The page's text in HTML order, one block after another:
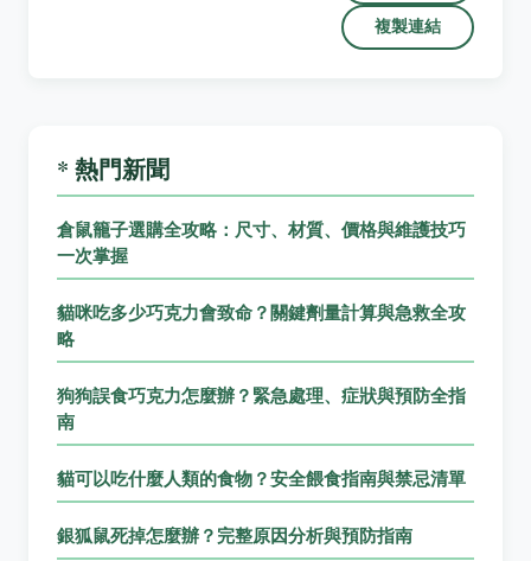
複製連結
* 熱門新聞
倉鼠籠子選購全攻略：尺寸、材質、價格與維護技巧
一次掌握
貓咪吃多少巧克力會致命？關鍵劑量計算與急救全攻
略
狗狗誤食巧克力怎麼辦？緊急處理、症狀與預防全指
南
貓可以吃什麼人類的食物？安全餵食指南與禁忌清單
銀狐鼠死掉怎麼辦？完整原因分析與預防指南